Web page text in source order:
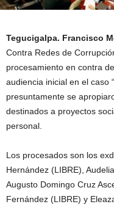
Tegucigalpa. Francisco
Contra Redes de
procesamiento en contra
audiencia inicial en el caso
presuntamente se
destinados a proyectos
personal.
Los procesados son los
Hernández (LIBRE),
Augusto Domingo Cruz
Fernández (LIBRE) y